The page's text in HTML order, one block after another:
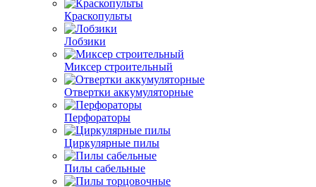
Краскопульты
Лобзики
Миксер строительный
Отвертки аккумуляторные
Перфораторы
Циркулярные пилы
Пилы сабельные